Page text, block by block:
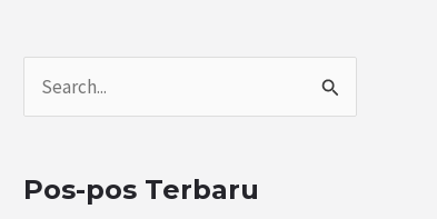
i
Pos-pos Terbaru